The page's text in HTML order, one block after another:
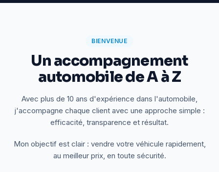
BIENVENUE
Un accompagnement
automobile de A à Z
Avec plus de 10 ans d'expérience dans l'automobile,
j'accompagne chaque client avec une approche simple :
efficacité, transparence et résultat.
Mon objectif est clair : vendre votre véhicule rapidement,
au meilleur prix, en toute sécurité.